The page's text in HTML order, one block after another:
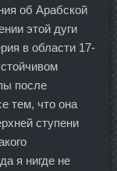
об Арабской
этой дуги
в области 17-
после
тем, что она
ступени
я нигде не